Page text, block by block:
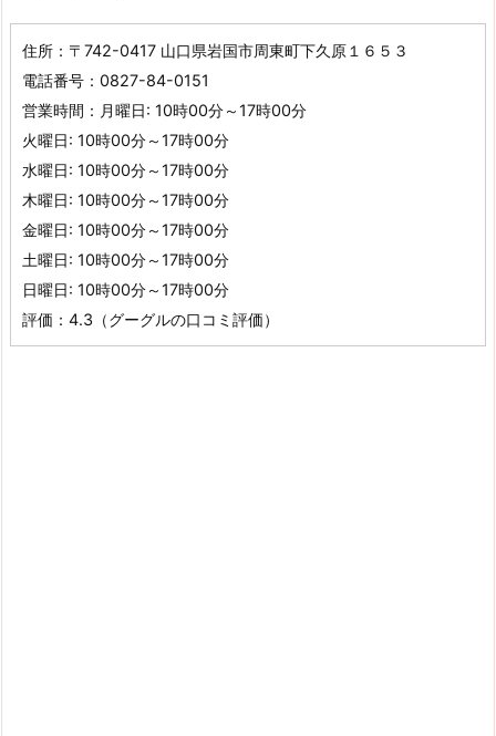
住所：〒742-0417 山口県岩国市周東町下久原１６５３
電話番号：0827-84-0151
営業時間：月曜日: 10時00分～17時00分
火曜日: 10時00分～17時00分
水曜日: 10時00分～17時00分
木曜日: 10時00分～17時00分
金曜日: 10時00分～17時00分
土曜日: 10時00分～17時00分
日曜日: 10時00分～17時00分
評価：4.3（グーグルの口コミ評価）